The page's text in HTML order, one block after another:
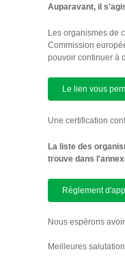
Auparavant, il
Les organismes de
Commission
pouvoir continuer à
Le lien vous
Une certification
La liste des
trouve dans
Règlement
Nous espérons
Meilleures